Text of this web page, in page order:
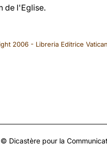
de l'Eglise.
2006 - Libreria Editrice
Dicastère pour la